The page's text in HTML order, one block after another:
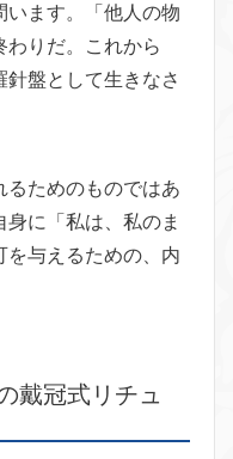
います。「他人の物
わりだ。これから
盤として生きなさ
るためのものではあ
に「私は、私のま
を与えるための、内
戴冠式リチュ